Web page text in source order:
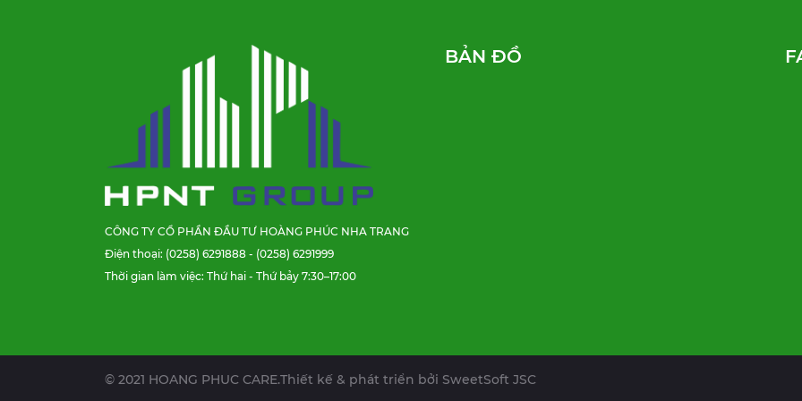
CÔNG TY CỔ PHẦN ĐẦU TƯ HOÀNG PHÚC NHA TRANG
Điện thoại: (0258) 6291888 - (0258) 6291999
Thời gian làm việc: Thứ hai - Thứ bảy 7:30–17:00
BẢN ĐỒ
© 2021 HOANG PHUC CARE.Thiết kế & phát triển bởi SweetSoft JSC